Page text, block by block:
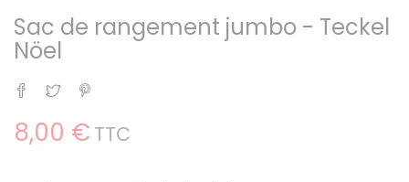
Sac de rangement jumbo - Teckel
Nöel
Partager
Tweet
8,00 € TTC